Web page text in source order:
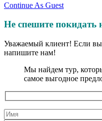
Continue As Guest
Не спешите покидать
Уважаемый клиент! Если
напишите нам!
Мы найдем тур,
самое выгодное